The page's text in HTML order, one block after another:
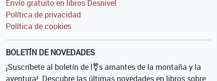
Envío gratuito en libros Desnivel
Política de privacidad
Política de cookies
BOLETÍN DE NOVEDADES
¡Suscríbete al boletín de l⚧s amantes de la montaña y la
aventura!. Descubre las últimas novedades en libros sobre